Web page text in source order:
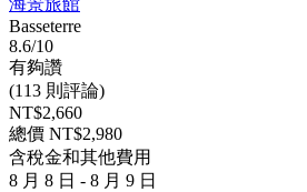
Basseterre
8.6/10
有夠讚
(113 則評論)
NT$2,660
總價 NT$2,980
含稅金和其他費用
8 月 8 日 - 8 月 9 日